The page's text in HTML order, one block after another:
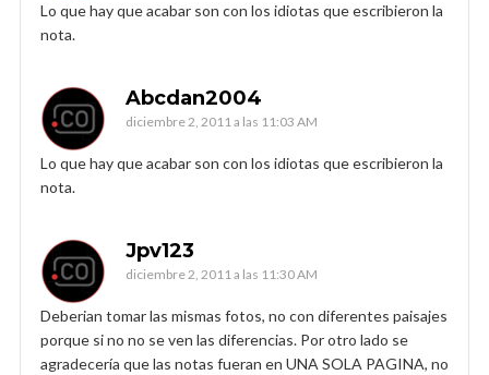
Lo que hay que acabar son con los idiotas que escribieron la
nota.
Abcdan2004
diciembre 2, 2011 a las 11:03 AM
Lo que hay que acabar son con los idiotas que escribieron la
nota.
Jpv123
diciembre 2, 2011 a las 11:30 AM
Deberian tomar las mismas fotos, no con diferentes paisajes
porque si no no se ven las diferencias. Por otro lado se
agradecería que las notas fueran en UNA SOLA PAGINA, no